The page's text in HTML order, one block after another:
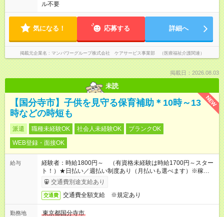
ル不要
気になる！ 応募する 詳細へ
掲載元企業名 マンパワーグループ株式会社 ケアサービス事業部 （医療福祉介護関連）
掲載日：2026.08.03
未読
NEW
【国分寺市】子供を見守る保育補助＊10時～13
時などの時短も
派遣 職種未経験OK 社会人未経験OK
ブランクOK
WEB登録・面接OK
給与
経験者：時給1800円～ （有資格未経験は時給1700円～スター
ト！）★日払い／週払い制度あり（月払いも選べます）※稼働開
始時は手続き完了次第のお支払いとなります★フルタイムできる
方は100円アップ！
交通費別途支給あり
交通費 交通費全額支給 ※規定あり
勤務地
東京都国分寺市